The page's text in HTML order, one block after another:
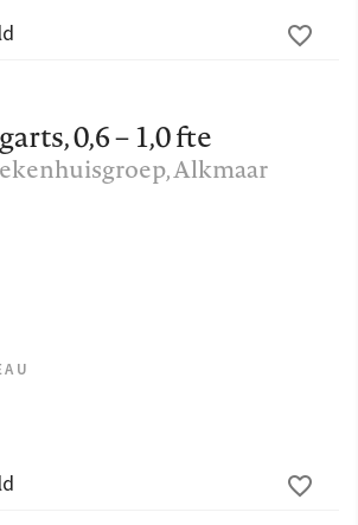
0,6 – 1,0 fte
, Alkmaar